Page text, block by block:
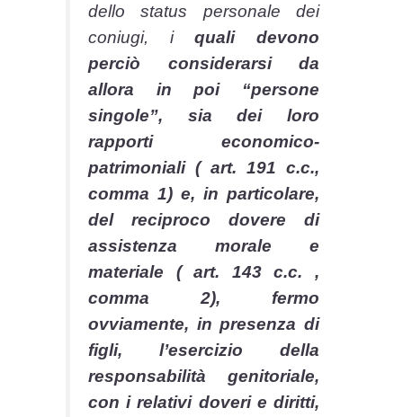
dello status personale dei
coniugi, iquali devono
perciò considerarsi da
allora in poi “persone
singole”, sia dei loro
rapporti economico-
patrimoniali ( art. 191 c.c.,
comma 1) e, in particolare,
del reciproco dovere di
assistenza morale e
materiale ( art. 143 c.c. ,
comma 2), fermo
ovviamente, in presenza di
figli, l’esercizio della
responsabilità genitoriale,
con i relativi doveri e diritti,